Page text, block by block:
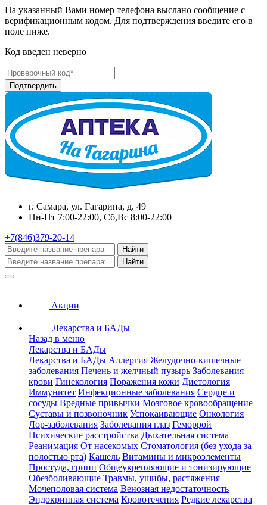
На указанный Вами номер телефона выслано сообщение с
верификационным кодом. Для подтверждения введите его в
поле ниже.
Код введен неверно
г. Самара, ул. Гагарина, д. 49
Пн-Пт 7:00-22:00, Сб,Вс 8:00-22:00
+7(846)379-20-14
Найти
Найти
Акции
Лекарства и БАДы
Назад в меню
Лекарства и БАДы
Лекарства и БАДы Аллергия Желудочно-кишечные
заболевания Печень и желчный пузырь Заболевания
крови Гинекология Поражения кожи Диетология
Иммунитет Инфекционные заболевания Сердце и
сосуды Вредные привычки Мозговое кровообращение
Суставы и позвоночник Успокаивающие Онкология
Лор-заболевания Заболевания глаз Геморрой
Психические расстройства Дыхательная система
Реанимация От насекомых Стоматология (без ухода за
полостью рта) Кашель Витамины и микроэлементы
Простуда, грипп Общеукрепляющие и тонизирующие
Обезболивающие Травмы, ушибы, растяжения
Мочеполовая система Венозная недостаточность
Эндокринная система Кровотечения Редкие лекарства